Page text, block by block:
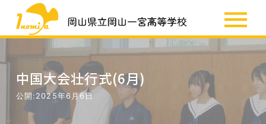
SSH
お知らせ
中国大会壮行式(6月)
公開:2025年6月6日